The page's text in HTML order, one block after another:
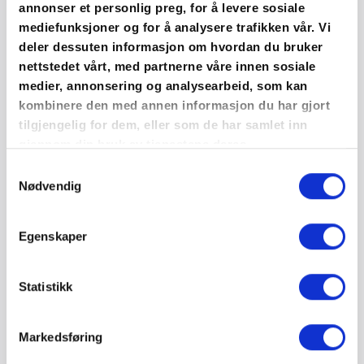
annonser et personlig preg, for å levere sosiale
mediefunksjoner og for å analysere trafikken vår. Vi
deler dessuten informasjon om hvordan du bruker
nettstedet vårt, med partnerne våre innen sosiale
medier, annonsering og analysearbeid, som kan
kombinere den med annen informasjon du har gjort
tilgjengelig for dem, eller som de har samlet inn
Nødvendig
Egenskaper
Statistikk
Markedsføring
Læringsutbytte
Etter kurset vil duha grunnleggende kunnskap om NS
3420-T: 2019. Du kan bruke standarden i prosjekter og
i private entrepriser der sluttkunde er en forbruker og
avtaleforholdet reguleres av Bustadoppføringslova
eller Håndverkertjenesteloven. Du vil vite hvilken
dokumentasjon som er nødvendig og hvordan du sikrer
god dokumentasjon. Du vil kunne bruke standarden for
Målgruppe
Ledere, prosjektledere, formenn, baser og andre med
for entreprenører (byggeledere, prosjektledere,